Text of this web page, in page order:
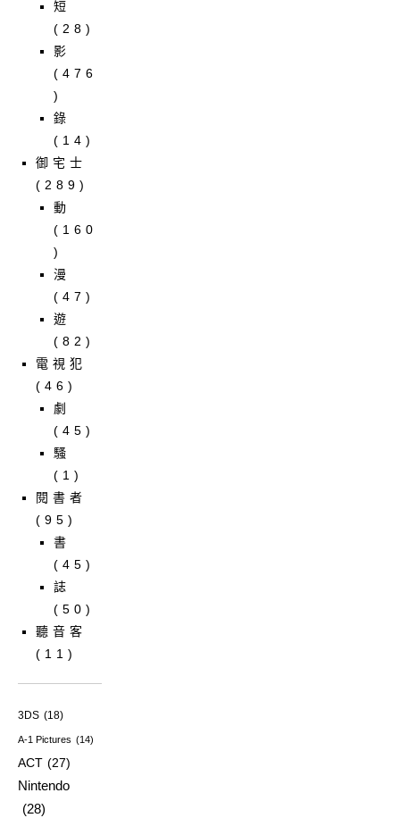
短
(28)
影
(476
)
錄
(14)
御宅士
(289)
動
(160
)
漫
(47)
遊
(82)
電視犯
(46)
劇
(45)
騷
(1)
閱書者
(95)
書
(45)
誌
(50)
聽音客
(11)
3DS (18)
A-1 Pictures (14)
ACT (27)
Nintendo
(28)